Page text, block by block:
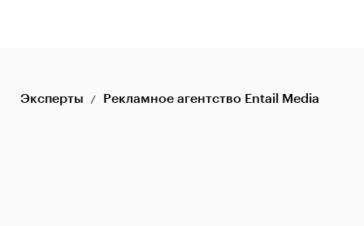
Эксперты Рекламное агентство Entail Media